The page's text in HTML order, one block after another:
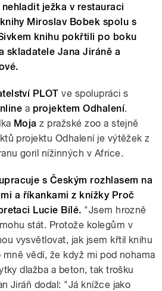
ježka v restauraci
Miroslav Bobek spolu s
knihu pokřtili po boku
skladatele Jana Jiráně a
PLOTve spolupráci s
a projektem Odhalení.
Mojaz pražské zoo a stejně
projektu Odhalení je výtěžek z
goril nížinných v Africe.
s Českým rozhlasem na
a říkankami z knížky Proč
Lucie Bílé. "Jsem hrozně
stát. Protože kolegům v
vysvětlovat, jak jsem křtil knihu
vědí, že když mi pod nohama
dlažba a beton, tak trošku
Jiráň dodal: "Já knížce jako